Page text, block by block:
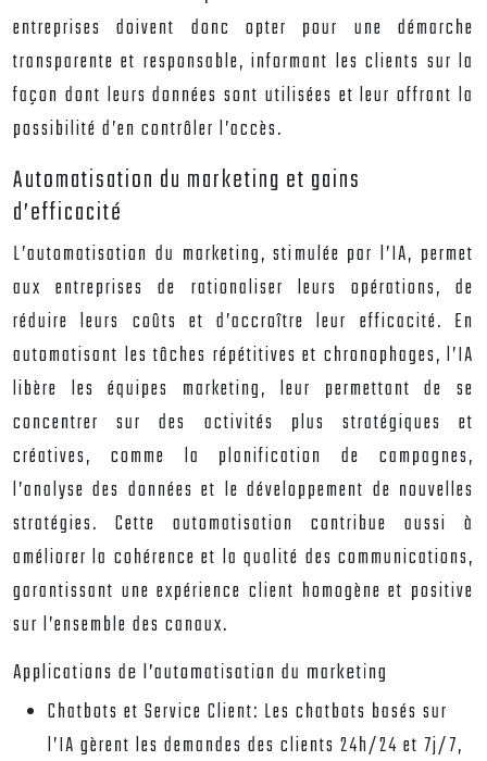
entreprises doivent donc opter pour une démarche
transparente et responsable, informant les clients sur la
façon dont leurs données sont utilisées et leur offrant la
possibilité d’en contrôler l’accès.
Automatisation du marketing et gains
d’efficacité
L’automatisation du marketing, stimulée par l’IA, permet
aux entreprises de rationaliser leurs opérations, de
réduire leurs coûts et d’accroître leur efficacité. En
automatisant les tâches répétitives et chronophages, l’IA
libère les équipes marketing, leur permettant de se
concentrer sur des activités plus stratégiques et
créatives, comme la planification de campagnes,
l’analyse des données et le développement de nouvelles
stratégies. Cette automatisation contribue aussi à
améliorer la cohérence et la qualité des communications,
garantissant une expérience client homogène et positive
sur l’ensemble des canaux.
Applications de l’automatisation du marketing
Chatbots et Service Client: Les chatbots basés sur
l’IA gèrent les demandes des clients 24h/24 et 7j/7,